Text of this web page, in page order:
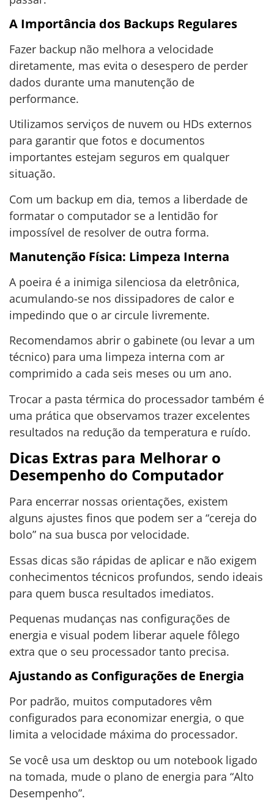
A Importância dos Backups Regulares
Fazer backup não melhora a velocidade
diretamente, mas evita o desespero de perder
dados durante uma manutenção de
performance.
Utilizamos serviços de nuvem ou HDs externos
para garantir que fotos e documentos
importantes estejam seguros em qualquer
situação.
Com um backup em dia, temos a liberdade de
formatar o computador se a lentidão for
impossível de resolver de outra forma.
Manutenção Física: Limpeza Interna
A poeira é a inimiga silenciosa da eletrônica,
acumulando-se nos dissipadores de calor e
impedindo que o ar circule livremente.
Recomendamos abrir o gabinete (ou levar a um
técnico) para uma limpeza interna com ar
comprimido a cada seis meses ou um ano.
Trocar a pasta térmica do processador também é
uma prática que observamos trazer excelentes
resultados na redução da temperatura e ruído.
Dicas Extras para Melhorar o
Desempenho do Computador
Para encerrar nossas orientações, existem
alguns ajustes finos que podem ser a “cereja do
bolo” na sua busca por velocidade.
Essas dicas são rápidas de aplicar e não exigem
conhecimentos técnicos profundos, sendo ideais
para quem busca resultados imediatos.
Pequenas mudanças nas configurações de
energia e visual podem liberar aquele fôlego
extra que o seu processador tanto precisa.
Ajustando as Configurações de Energia
Por padrão, muitos computadores vêm
configurados para economizar energia, o que
limita a velocidade máxima do processador.
Se você usa um desktop ou um notebook ligado
na tomada, mude o plano de energia para “Alto
Desempenho”.